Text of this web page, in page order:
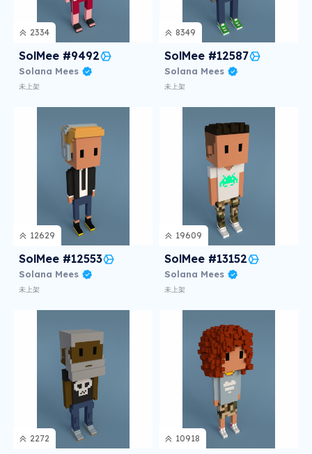
2334
SolMee #9492
Solana Mees
未上架
8349
SolMee #12587
Solana Mees
未上架
12629
SolMee #12553
Solana Mees
未上架
19609
SolMee #13152
Solana Mees
未上架
2272 10918